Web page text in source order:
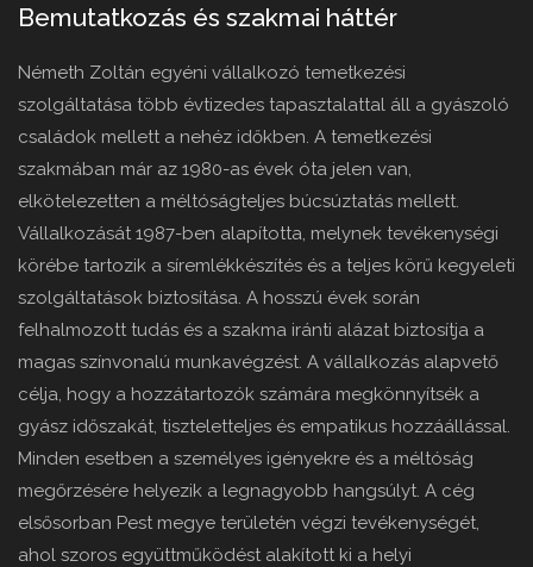
Bemutatkozás és szakmai háttér
Németh Zoltán egyéni vállalkozó temetkezési
szolgáltatása több évtizedes tapasztalattal áll a gyászoló
családok mellett a nehéz időkben. A temetkezési
szakmában már az 1980-as évek óta jelen van,
elkötelezetten a méltóságteljes búcsúztatás mellett.
Vállalkozását 1987-ben alapította, melynek tevékenységi
körébe tartozik a síremlékkészítés és a teljes körű kegyeleti
szolgáltatások biztosítása. A hosszú évek során
felhalmozott tudás és a szakma iránti alázat biztosítja a
magas színvonalú munkavégzést. A vállalkozás alapvető
célja, hogy a hozzátartozók számára megkönnyítsék a
gyász időszakát, tiszteletteljes és empatikus hozzáállással.
Minden esetben a személyes igényekre és a méltóság
megőrzésére helyezik a legnagyobb hangsúlyt. A cég
elsősorban Pest megye területén végzi tevékenységét,
ahol szoros együttműködést alakított ki a helyi